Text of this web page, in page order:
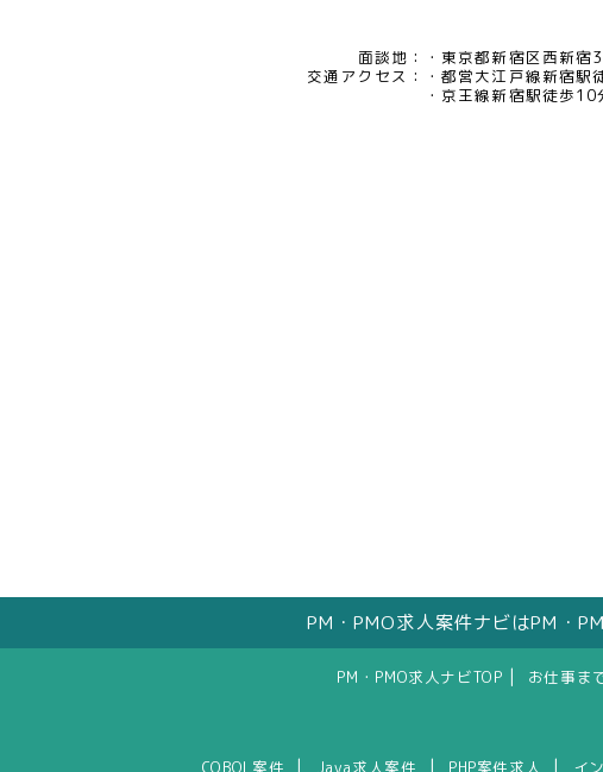
面談地：
東京都新宿区西新
交通アクセス：
都営大江戸線新宿駅
京王線新宿駅徒歩10
PM・PMO求人案件ナビはPM・
PM・PMO求人ナビTOP お仕事ま
COBOL案件 Java求人案件 PHP案件求人 イ